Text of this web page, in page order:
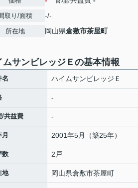
取り/面積 -/-
所在地 岡山県倉敷市茶屋町
ムサンビレッジＥの基本情報
名 ハイムサンビレッジＥ
-
/共益費 -
2001年5月（築25年）
数 2戸
地 岡山県倉敷市茶屋町